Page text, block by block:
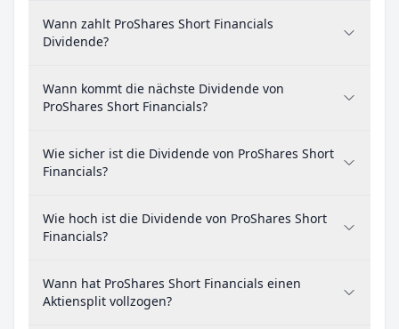
Wann zahlt ProShares Short Financials
Dividende?
Wann kommt die nächste Dividende von
ProShares Short Financials?
Wie sicher ist die Dividende von ProShares Short
Financials?
Wie hoch ist die Dividende von ProShares Short
Financials?
Wann hat ProShares Short Financials einen
Aktiensplit vollzogen?